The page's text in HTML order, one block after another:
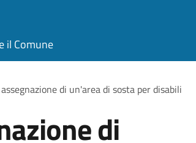
il Comune
di un'area di sosta per disabili
di